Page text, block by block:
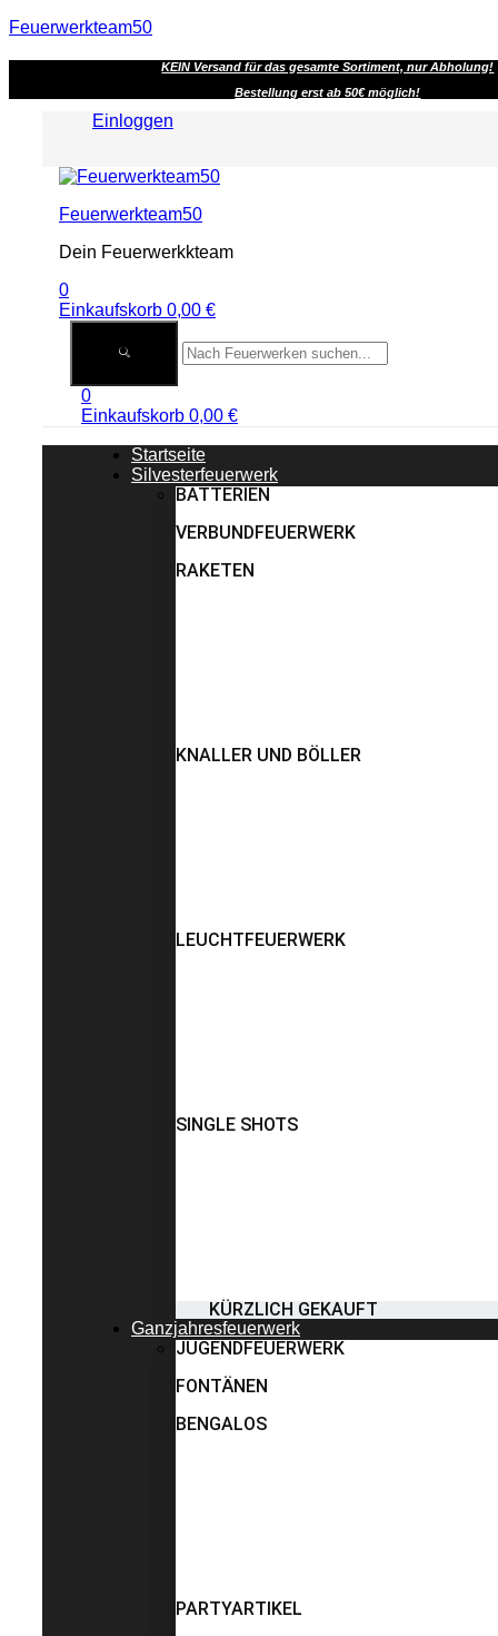
Feuerwerkteam50
KEIN Versand für das gesamte Sortiment, nur Abholung!
Bestellung erst ab 50€ möglich!
Einloggen
Menu
Feuerwerkteam50
Dein Feuerwerkkteam
0
Einkaufskorb 0,00 €
0
Einkaufskorb 0,00 €
Startseite
Silvesterfeuerwerk
BATTERIEN
VERBUNDFEUERWERK
RAKETEN
KNALLER UND BÖLLER
LEUCHTFEUERWERK
SINGLE SHOTS
KÜRZLICH GEKAUFT
Ganzjahresfeuerwerk
JUGENDFEUERWERK
FONTÄNEN
BENGALOS
PARTYARTIKEL